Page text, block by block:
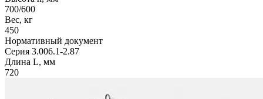
700/600
Вес, кг
450
Нормативный документ
Серия 3.006.1-2.87
Длина L, мм
720